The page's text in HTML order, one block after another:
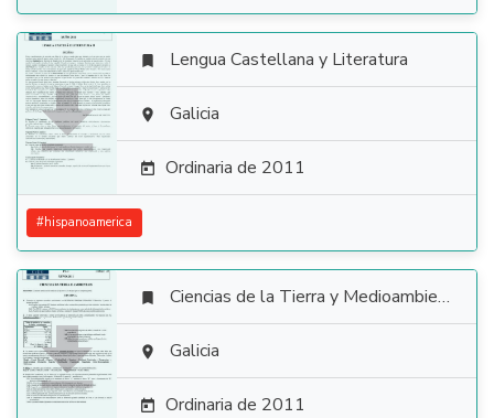

 Lengua Castellana y Literatura
 Galicia
 Ordinaria de 2011
#hispanoamerica

 Ciencias de la Tierra y Medioambientales
 Galicia
 Ordinaria de 2011